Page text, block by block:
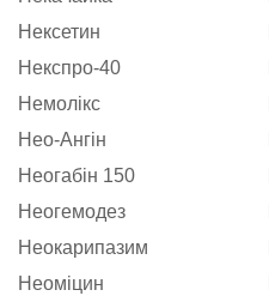
Нексетин
Некспро-40
Немолікс
Нео-Ангін
Неогабін 150
Неогемодез
Неокарипазим
Неоміцин